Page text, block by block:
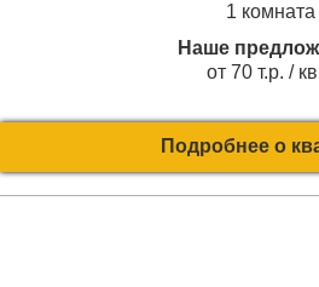
1 комната
Наше
от 70 т.р. /
Подробнее о